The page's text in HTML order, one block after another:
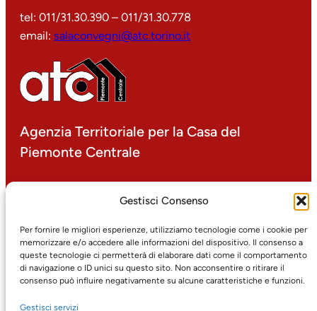
Gestisci Consenso
Per fornire le migliori esperienze, utilizziamo tecnologie come i cookie per
memorizzare e/o accedere alle informazioni del dispositivo. Il consenso a
queste tecnologie ci permetterà di elaborare dati come il comportamento
di navigazione o ID unici su questo sito. Non acconsentire o ritirare il
consenso può influire negativamente su alcune caratteristiche e funzioni.
Gestisci servizi
tel: 011/31.30.390 – 011/31.30.778
email: salaconvegni@atc.torino.it
Agenzia Territoriale per la Casa del
Piemonte Centrale
corso Dante 14 – 10134 Torino
tel: 011/31.30.1
fax: 011/31.30.425
email:protocollo@atc.torino.it
pec:atc@pec.atc.torino.it